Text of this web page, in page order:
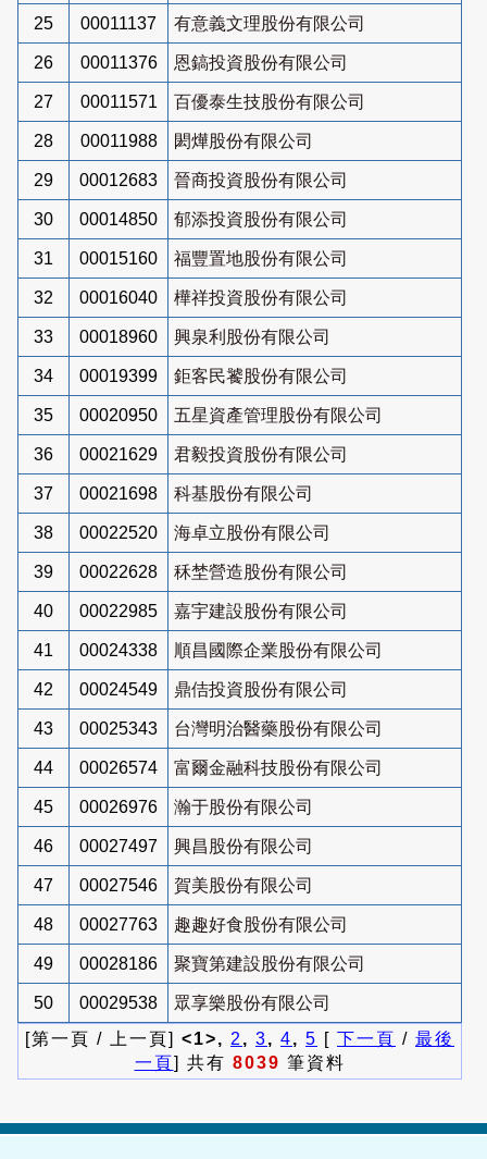
25 00011137 有意義文理股份有限公司
26 00011376 恩鎬投資股份有限公司
27 00011571 百優泰生技股份有限公司
28 00011988 閎燁股份有限公司
29 00012683 晉商投資股份有限公司
30 00014850 郁添投資股份有限公司
31 00015160 福豐置地股份有限公司
32 00016040 樺祥投資股份有限公司
33 00018960 興泉利股份有限公司
34 00019399 鉅客民饕股份有限公司
35 00020950 五星資產管理股份有限公司
36 00021629 君毅投資股份有限公司
37 00021698 科基股份有限公司
38 00022520 海卓立股份有限公司
39 00022628 秝埜營造股份有限公司
40 00022985 嘉宇建設股份有限公司
41 00024338 順昌國際企業股份有限公司
42 00024549 鼎佶投資股份有限公司
43 00025343 台灣明治醫藥股份有限公司
44 00026574 富爾金融科技股份有限公司
45 00026976 瀚于股份有限公司
46 00027497 興昌股份有限公司
47 00027546 賀美股份有限公司
48 00027763 趣趣好食股份有限公司
49 00028186 聚寶第建設股份有限公司
50 00029538
眾享樂股份有限公司
[第一頁 / 上一頁] <1>, 2 , 3, 4, 5 [ 下一頁 / 最後
一頁] 共有 8039 筆資料